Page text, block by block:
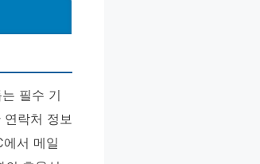
필수 기
락처 정보
서 메일